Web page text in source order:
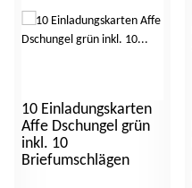
10 Einladungskarten
Affe Dschungel grün
inkl. 10
Briefumschlägen